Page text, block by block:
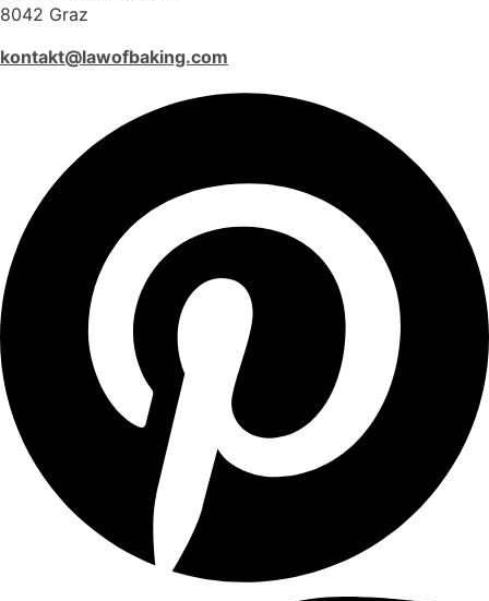
8042 Graz
kontakt@lawofbaking.com